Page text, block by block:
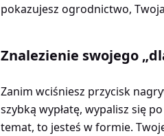
pokazujesz ogrodnictwo,
Znalezienie swojego
Zanim wciśniesz przycisk
szybką wypłatę, wypalisz się
temat, to jesteś w formie.